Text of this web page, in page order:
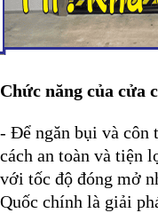
Chức năng của cửa
- Để ngăn bụi và côn
cách an toàn và tiện
với tốc độ đóng mở
Quốc chính là giải